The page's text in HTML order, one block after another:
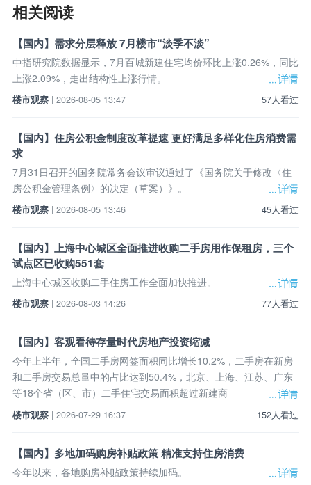
相关阅读
【国内】需求分层释放 7月楼市“淡季不淡”
中指研究院数据显示，7月百城新建住宅均价环比上涨0.26%，同比
上涨2.09%，走出结构性上涨行情。
57人看过
楼市观察 | 2026-08-05 13:47
【国内】住房公积金制度改革提速 更好满足多样化住房消费需
求
7月31日召开的国务院常务会议审议通过了《国务院关于修改〈住
房公积金管理条例〉的决定（草案）》。
45人看过
楼市观察 | 2026-08-05 13:46
【国内】上海中心城区全面推进收购二手房用作保租房，三个
试点区已收购551套
上海中心城区收购二手住房工作全面加快推进。
77人看过
楼市观察 | 2026-08-03 14:26
【国内】客观看待存量时代房地产投资缩减
今年上半年，全国二手房网签面积同比增长10.2%，二手房在新房
和二手房交易总量中的占比达到50.4%，北京、上海、江苏、广东
等18个省（区、市）二手住宅交易面积超过新建商
152人看过
楼市观察 | 2026-07-29 16:37
【国内】多地加码购房补贴政策 精准支持住房消费
今年以来，各地购房补贴政策持续加码。